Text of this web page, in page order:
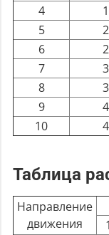
4
5
6
7
8
9
10
Таблица
Направление
движения
1